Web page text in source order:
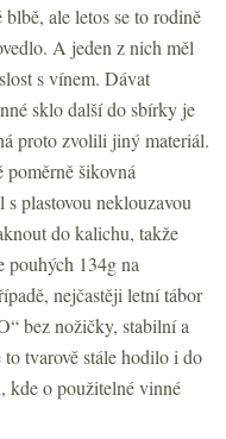
ale letos se to rodině
A jeden z nich měl
s vínem. Dávat
sklo další do sbírky je
proto zvolili jiný materiál.
poměrně šikovná
plastovou neklouzavou
do kalichu, takže
pouhých 134g na
nejčastěji letní tábor
bez nožičky, stabilní a
tvarově stále hodilo i do
kde o použitelné vinné